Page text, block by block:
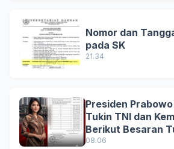
Nomor dan
pada SK
21.34
Presiden
Tukin TNI dan
Berikut Besaran
Terbaru
08.06